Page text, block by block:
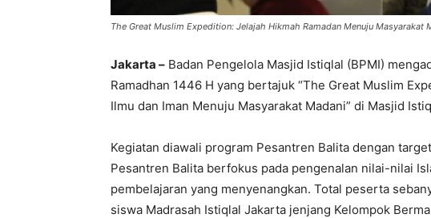
The Great Muslim Expedition: Jelajah Hikmah Ramadan Menuju Masyarakat
Jakarta – Badan Pengelola Masjid Istiqlal (BPMI)
Ramadhan 1446 H yang bertajuk “The Great Muslim
Ilmu dan Iman Menuju Masyarakat Madani” di Masjid
Kegiatan diawali program Pesantren Balita dengan
Pesantren Balita berfokus pada pengenalan nilai-nilai
pembelajaran yang menyenangkan. Total peserta
siswa Madrasah Istiqlal Jakarta jenjang Kelompok